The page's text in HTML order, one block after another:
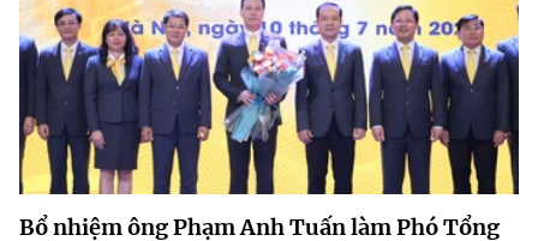
Tin tổng hợp
Tin địa phương
Bưu chính, Viễn thông
Sở hữu trí tuệ
Tiêu chuẩn, đo lường, chất lượng
Năng lượng nguyên tử
Infographic
Voice
Nhiệm vụ trọng tâm
Bổ nhiệm ông Phạm Anh Tuấn làm Phó Tổng